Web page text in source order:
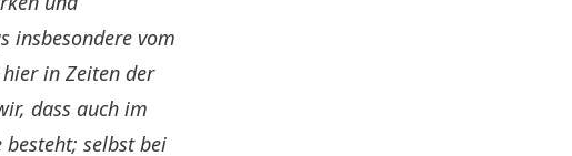
insbesondere vom
in Zeiten der
dass auch im
besteht; selbst bei